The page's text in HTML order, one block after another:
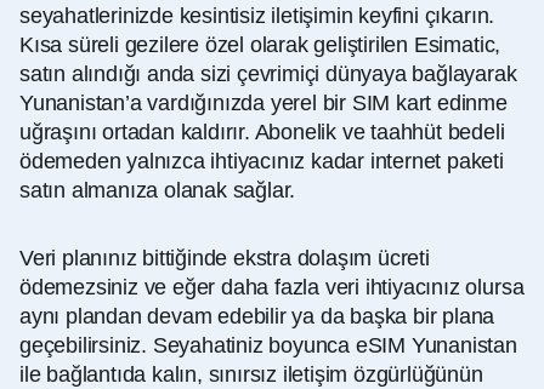
seyahatlerinizde kesintisiz iletişimin keyfini çıkarın.
Kısa süreli gezilere özel olarak geliştirilen Esimatic,
satın alındığı anda sizi çevrimiçi dünyaya bağlayarak
Yunanistan’a vardığınızda yerel bir SIM kart edinme
uğraşını ortadan kaldırır. Abonelik ve taahhüt bedeli
ödemeden yalnızca ihtiyacınız kadar internet paketi
satın almanıza olanak sağlar.
Veri planınız bittiğinde ekstra dolaşım ücreti
ödemezsiniz ve eğer daha fazla veri ihtiyacınız olursa
aynı plandan devam edebilir ya da başka bir plana
geçebilirsiniz. Seyahatiniz boyunca eSIM Yunanistan
ile bağlantıda kalın, sınırsız iletişim özgürlüğünün